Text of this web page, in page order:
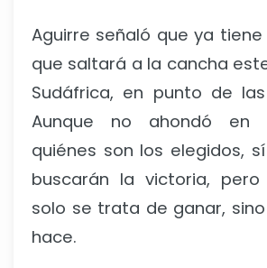
Aguirre señaló que ya tiene
que saltará a la cancha
Sudáfrica, en punto de las
Aunque no ahondó en
quiénes son los elegidos,
buscarán la victoria,
solo se trata de ganar,
hace.